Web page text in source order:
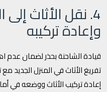
4. نقل الأثاث
وإعادة تركيبه
قيادة الشاحنة بحذر لضمان عدم
تفريغ الأثاث في المنزل الجديد
إعادة تركيب الأثاث ووضعه في